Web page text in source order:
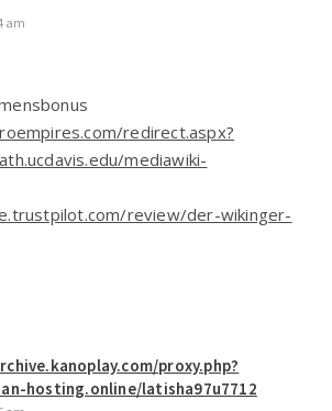
am
redirect.aspx?
mediawiki-
review/der-wikinger-
proxy.php?
hosting.online/latisha97u7712